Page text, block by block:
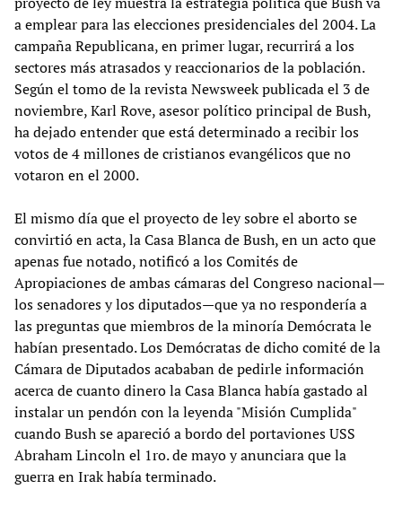
a emplear para las elecciones presidenciales del 2004. La
campaña Republicana, en primer lugar, recurrirá a los
sectores más atrasados y reaccionarios de la población.
Según el tomo de la revista Newsweek publicada el 3 de
noviembre, Karl Rove, asesor político principal de Bush,
ha dejado entender que está determinado a recibir los
votos de 4 millones de cristianos evangélicos que no
votaron en el 2000.
El mismo día que el proyecto de ley sobre el aborto se
convirtió en acta, la Casa Blanca de Bush, en un acto que
apenas fue notado, notificó a los Comités de
Apropiaciones de ambas cámaras del Congreso nacional—
los senadores y los diputados—que ya no respondería a
las preguntas que miembros de la minoría Demócrata le
habían presentado. Los Demócratas de dicho comité de la
Cámara de Diputados acababan de pedirle información
acerca de cuanto dinero la Casa Blanca había gastado al
instalar un pendón con la leyenda "Misión Cumplida"
cuando Bush se apareció a bordo del portaviones USS
Abraham Lincoln el 1ro. de mayo y anunciara que la
guerra en Irak había terminado.